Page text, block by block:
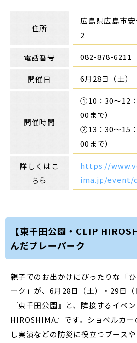
住所
広島県広島市
2
電話番号 082-878-6211
開催日 6月28日（土）
開催時間
①10：30～12
00まで）
②13：30～15
00まで）
詳しくはこ
ちら
https://
ima.jp/event/
【東千田公園・CLIP
んだプレーパーク
親子でのお出かけにぴったりな「
ーク」が、6月28日（土）・29日
『東千田公園』と、隣接するイベ
HIROSHIMA』です。ショベルカ
し実演などの防災に役立つブース